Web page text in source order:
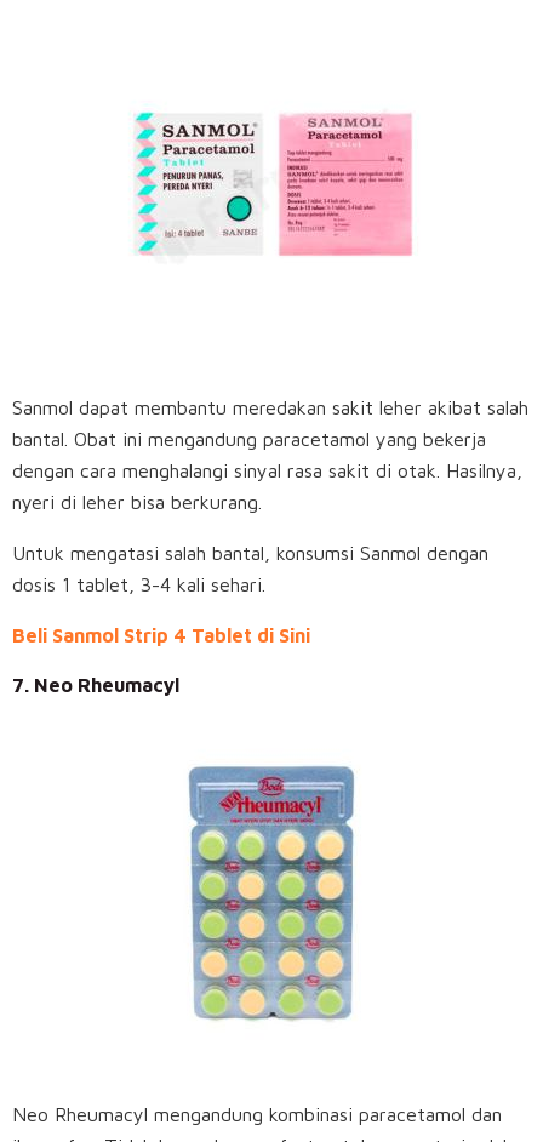
Sanmol dapat membantu meredakan sakit leher akibat salah
bantal. Obat ini mengandung paracetamol yang bekerja
dengan cara menghalangi sinyal rasa sakit di otak. Hasilnya,
nyeri di leher bisa berkurang.
Untuk mengatasi salah bantal, konsumsi Sanmol dengan
dosis 1 tablet, 3-4 kali sehari.
Beli Sanmol Strip 4 Tablet di Sini
7. Neo Rheumacyl
Neo Rheumacyl mengandung kombinasi paracetamol dan